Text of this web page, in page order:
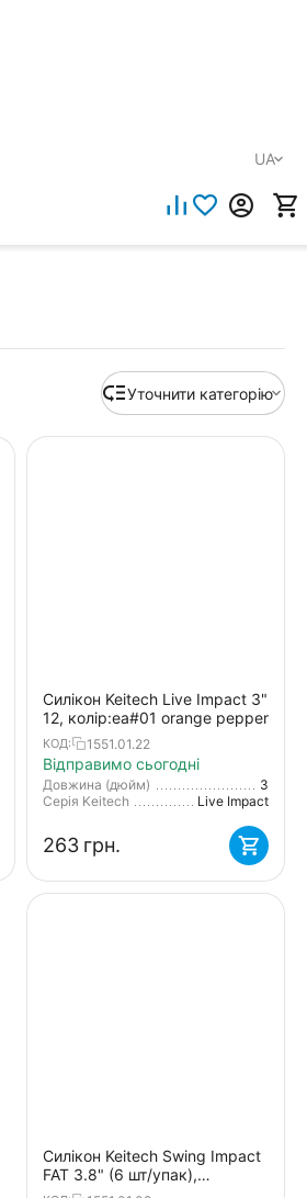
UA
Уточнити категорію
Силікон Keitech Live Impact 3"
12, колір:ea#01 orange pepper
КОД: 1551.01.22
Відправимо сьогодні
Довжина (дюйм)
3
Серія Keitech
Live Impact
‍263‍ грн.
Силікон Keitech Swing Impact
FAT 3.8" (6 шт/упак),
колір:431 silver shiner